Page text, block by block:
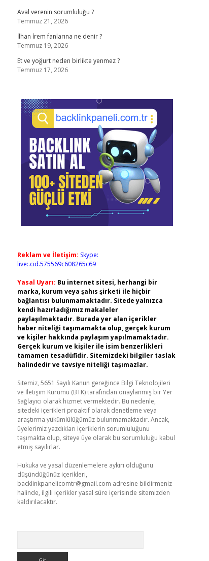
Aval verenin sorumluluğu ?
Temmuz 21, 2026
İlhan İrem fanlarına ne denir ?
Temmuz 19, 2026
Et ve yoğurt neden birlikte yenmez ?
Temmuz 17, 2026
Reklam ve İletişim: Skype:
live:.cid.575569c608265c69
Yasal Uyarı: Bu internet sitesi, herhangi bir
marka, kurum veya şahıs şirketi ile hiçbir
bağlantısı bulunmamaktadır. Sitede yalnızca
kendi hazırladığımız makaleler
paylaşılmaktadır. Burada yer alan içerikler
haber niteliği taşımamakta olup, gerçek kurum
ve kişiler hakkında paylaşım yapılmamaktadır.
Gerçek kurum ve kişiler ile isim benzerlikleri
tamamen tesadüfidir. Sitemizdeki bilgiler taslak
halindedir ve tavsiye niteliği taşımazlar.
Sitemiz, 5651 Sayılı Kanun gereğince Bilgi Teknolojileri
ve İletişim Kurumu (BTK) tarafından onaylanmış bir Yer
Sağlayıcı olarak hizmet vermektedir. Bu nedenle,
sitedeki içerikleri proaktif olarak denetleme veya
araştırma yükümlülüğümüz bulunmamaktadır. Ancak,
üyelerimiz yazdıkları içeriklerin sorumluluğunu
taşımakta olup, siteye üye olarak bu sorumluluğu kabul
etmiş sayılırlar.
Hukuka ve yasal düzenlemelere aykırı olduğunu
düşündüğünüz içerikleri,
backlinkpanelicomtr@gmail.com adresine bildirmeniz
halinde, ilgili içerikler yasal süre içerisinde sitemizden
kaldırılacaktır.